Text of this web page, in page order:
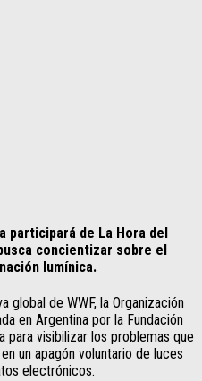
participará de La Hora del
concientizar sobre el
lumínica.
global de WWF, la Organización
en Argentina por la Fundación
para visibilizar los problemas que
un apagón voluntario de luces
electrónicos.